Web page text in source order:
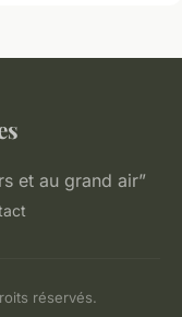
et au grand air”
réservés.